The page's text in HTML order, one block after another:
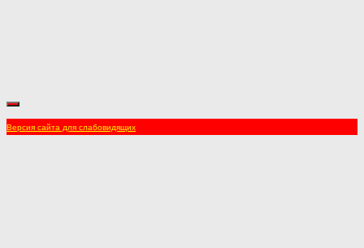
Версия сайта для слабовидящих